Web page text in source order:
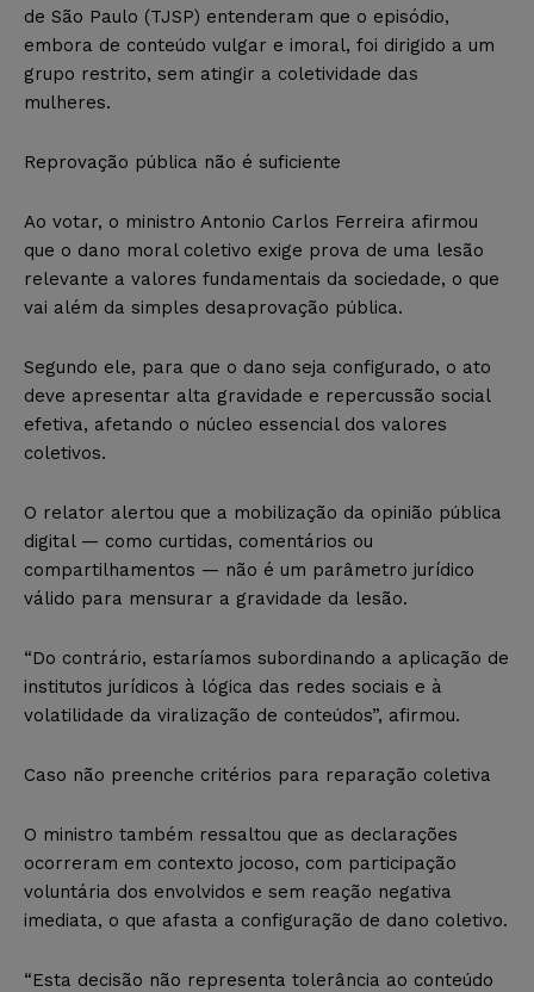
de São Paulo (TJSP) entenderam que o episódio,
embora de conteúdo vulgar e imoral, foi dirigido a um
grupo restrito, sem atingir a coletividade das
mulheres.
Reprovação pública não é suficiente
Ao votar, o ministro Antonio Carlos Ferreira afirmou
que o dano moral coletivo exige prova de uma lesão
relevante a valores fundamentais da sociedade, o que
vai além da simples desaprovação pública.
Segundo ele, para que o dano seja configurado, o ato
deve apresentar alta gravidade e repercussão social
efetiva, afetando o núcleo essencial dos valores
coletivos.
O relator alertou que a mobilização da opinião pública
digital — como curtidas, comentários ou
compartilhamentos — não é um parâmetro jurídico
válido para mensurar a gravidade da lesão.
“Do contrário, estaríamos subordinando a aplicação de
institutos jurídicos à lógica das redes sociais e à
volatilidade da viralização de conteúdos”, afirmou.
Caso não preenche critérios para reparação coletiva
O ministro também ressaltou que as declarações
ocorreram em contexto jocoso, com participação
voluntária dos envolvidos e sem reação negativa
imediata, o que afasta a configuração de dano coletivo.
“Esta decisão não representa tolerância ao conteúdo